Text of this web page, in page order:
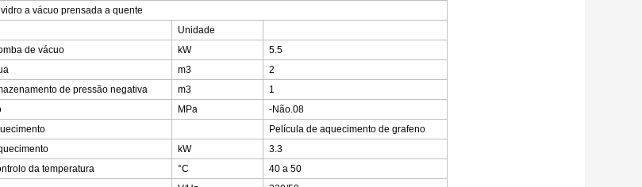
a vácuo prensada a quente
Unidade
de vácuo
kW
5.5
m3
2
de pressão negativa
m3
1
MPa
-Não.08
Película de aquecimento de grafeno
kW
3.3
da temperatura
°C
40 a 50